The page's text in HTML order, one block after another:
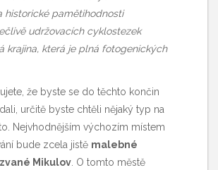
historické pamětihodnosti
udržovacích cyklostezek
krajina, která je plná fotogenických
že byste se do těchto končin
určitě byste chtěli nějaký typ na
Nejvhodnějším výchozím místem
bude zcela jistě malebné
Mikulov. O tomto městě